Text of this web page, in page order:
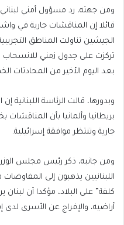
ومن جهته، رد مسؤول أمني
قائلا إن المناقشات جارية في
الجيشين تناولت المناطق
تركزت على جدول زمني للانسحاب
بعد اليوم الأخير من المحادثات
وبدورها، قالت الرئاسة
بريطانيا وألمانيا بأن
جارية وتنتظر موافقة ⁠إسرائيلية.
ومن جانبه، ذكر رئيس مجلس
اللبنانيين يذهبون إلى
كلفة” على البلاد، مؤكدا أن
أراضيه، والإفراج عن الأسرى لدى